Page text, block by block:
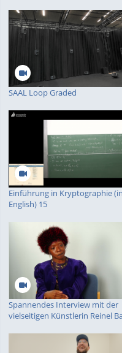
SAAL Loop Graded
Einführung in Kryptographie (in
English) 15
Spannendes Interview mit der
vielseitigen Künstlerin Reinel